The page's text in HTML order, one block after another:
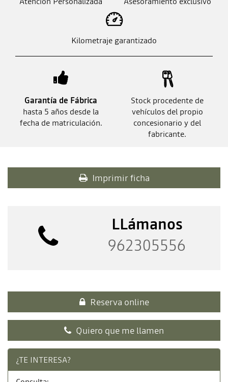
Kilometraje garantizado
Garantía de Fábrica
hasta 5 años desde la
fecha de matriculación.
Stock procedente de
vehículos del propio
concesionario y del
fabricante.
Imprimir ficha
LLámanos
962305556
Reserva online
Quiero que me llamen
¿TE INTERESA?